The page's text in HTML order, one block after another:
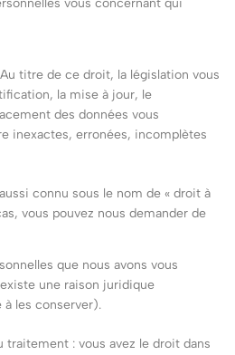
vous concernant qui
titre de ce droit, la législation vous
la mise à jour, le
des données vous
inexactes, erronées, incomplètes
connu sous le nom de « droit à
vous pouvez nous demander de
que nous avons vous
une raison juridique
les conserver).
traitement : vous avez le droit dans